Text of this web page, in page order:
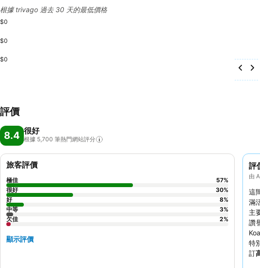
根據 trivago 過去 30 天的最低價格
$0
$0
$0
評價
8.4 很好
根據 5,700 筆熱門網站評分
評
由
這
滿
主
讚
特
訂
旅客評價
極佳 57%
很好
30%
好
8%
中等
3%
欠佳
2%
顯示評價